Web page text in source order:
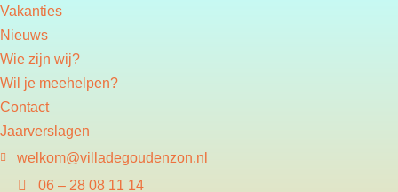
Vakanties
Nieuws
Wie zijn wij?
Wil je meehelpen?
Contact
Jaarverslagen
welkom@villadegoudenzon.nl
06 – 28 08 11 14